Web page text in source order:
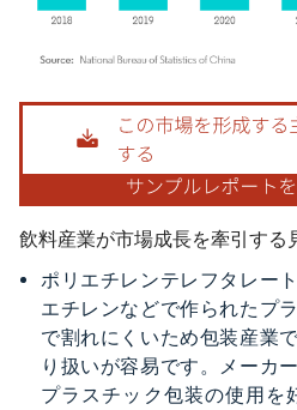
画像 © Mordor Intelligence。再利用には
飲料産業が市場成長を牽引する
ポリエチレンテレフタレー
エチレンなどで作られたプ
で割れにくいため包装産業
り扱いが容易です。メーカ
プラスチック包装の使用を